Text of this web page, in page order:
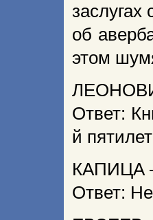
заслугах
об
этом
Ответ:
й
КАПИЦА
Ответ: Не